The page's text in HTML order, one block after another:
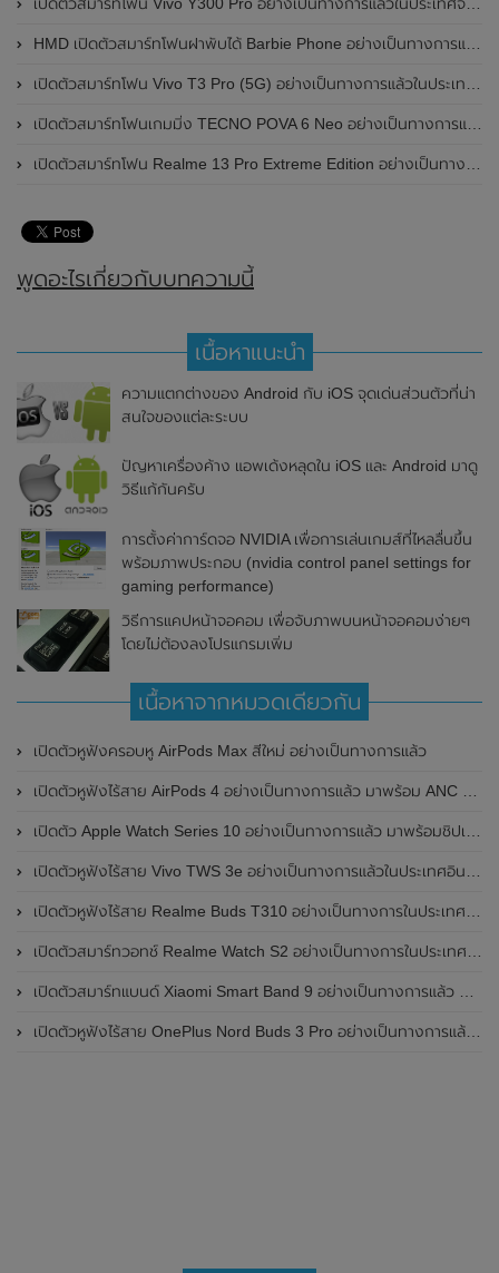
HMD เปิดตัวสมาร์ทโฟนฝาพับได้ Barbie Phone อย่างเป็นทางการแล้ว มาพร้อมธีมสีชมพูสดใส
เปิดตัวสมาร์ทโฟน Vivo T3 Pro (5G) อย่างเป็นทางการแล้วในประเทศอินเดีย
เปิดตัวสมาร์ทโฟนเกมมิ่ง TECNO POVA 6 Neo อย่างเป็นทางการแล้วในประเทศไทย ในราคา 8,499 บาท
เปิดตัวสมาร์ทโฟน Realme 13 Pro Extreme Edition อย่างเป็นทางการแล้วในประเทศจีน
พูดอะไรเกี่ยวกับบทความนี้
เนื้อหาแนะนำ
ความแตกต่างของ Android กับ iOS จุดเด่นส่วนตัวที่น่า
สนใจของแต่ละระบบ
ปัญหาเครื่องค้าง แอพเด้งหลุดใน iOS และ Android มาดู
วิธีแก้กันครับ
การตั้งค่าการ์ดจอ NVIDIA เพื่อการเล่นเกมส์ที่ไหลลื่นขึ้น
พร้อมภาพประกอบ (nvidia control panel settings for
gaming performance)
วิธีการแคปหน้าจอคอม เพื่อจับภาพบนหน้าจอคอมง่ายๆ
โดยไม่ต้องลงโปรแกรมเพิ่ม
เนื้อหาจากหมวดเดียวกัน
เปิดตัวหูฟังครอบหู AirPods Max สีใหม่ อย่างเป็นทางการแล้ว
เปิดตัวหูฟังไร้สาย AirPods 4 อย่างเป็นทางการแล้ว มาพร้อม ANC และฟีเจอร์ใหม่มากมาย
เปิดตัว Apple Watch Series 10 อย่างเป็นทางการแล้ว มาพร้อมชิปเซ็ตรุ่น S10
เปิดตัวหูฟังไร้สาย Vivo TWS 3e อย่างเป็นทางการแล้วในประเทศอินเดีย มาพร้อมระบบตัดเสียงรบกวน ANC ที่ 30dB , ป้องกันฝุ่นและกันน้ำที่ระดับ IP54 , แบตเตอรี่สามารถใช้งานนานสูงสุด 36 ชั่วโมง
เปิดตัวหูฟังไร้สาย Realme Buds T310 อย่างเป็นทางการในประเทศอินเดีย มาพร้อมระบบตัดเสียงรบกวน ANC สูงสุด 46dB , เสียงรอบทิศทาง 360 องศา , แบตเตอรี่สามารถใช้งานได้นานสูงสุด 40 ชั่วโมง
เปิดตัวสมาร์ทวอทช์ Realme Watch S2 อย่างเป็นทางการในประเทศอินเดีย มาพร้อมตัวเรือนสแตนเลสสตีล , หน้าจอแสดงผล AMOLED ขนาด 1.43 นิ้ว , แบตเตอรี่ขนาดใหญ่ใช้งานได้นาน 20 วัน และรองรับคำสั่งเสียง Super AI Engine ที่ขับเคลื่อนโดย ChatGPT
เปิดตัวสมาร์ทแบนด์ Xiaomi Smart Band 9 อย่างเป็นทางการแล้ว มาพร้อมหน้าจอ AMOLED ขนาด 1.62 นิ้ว , ตัวเรือนเป็นโลหะ และแบตเตอรี่สุดอึดสามารถใช้งานได้นานถึง 21 วัน
เปิดตัวหูฟังไร้สาย OnePlus Nord Buds 3 Pro อย่างเป็นทางการแล้ว มาพร้อมระบบตัดเสียงรบกวน (ANC) สามารถลดเสียงรบกวนได้ 49dB และแบตเตอรี่สุดอึดใช้งานได้นานสูงสุดถึง 44 ชั่วโมง